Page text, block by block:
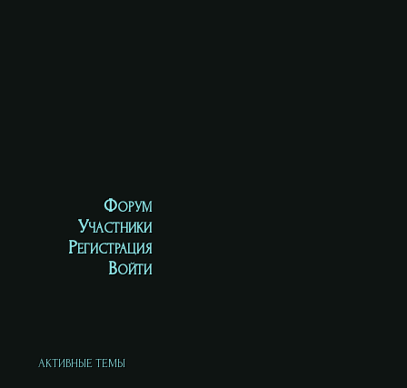
Форум
Участники
Регистрация
Войти
АКТИВНЫЕ ТЕМЫ